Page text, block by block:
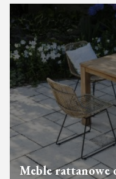
Meble rattanowe